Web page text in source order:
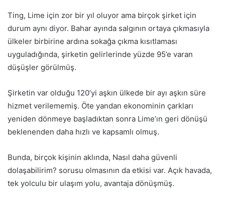
Ting, Lime için zor bir yıl oluyor ama birçok şirket için
durum aynı diyor. Bahar ayında salgının ortaya çıkmasıyla
ülkeler birbirine ardına sokağa çıkma kısıtlaması
uyguladığında, şirketin gelirlerinde yüzde 95’e varan
düşüşler görülmüş.
Şirketin var olduğu 120’yi aşkın ülkede bir ayı aşkın süre
hizmet verilememiş. Öte yandan ekonominin çarkları
yeniden dönmeye başladıktan sonra Lime’ın geri dönüşü
beklenenden daha hızlı ve kapsamlı olmuş.
Bunda, birçok kişinin aklında, Nasıl daha güvenli
dolaşabilirim? sorusu olmasının da etkisi var. Açık havada,
tek yolculu bir ulaşım yolu, avantaja dönüşmüş.